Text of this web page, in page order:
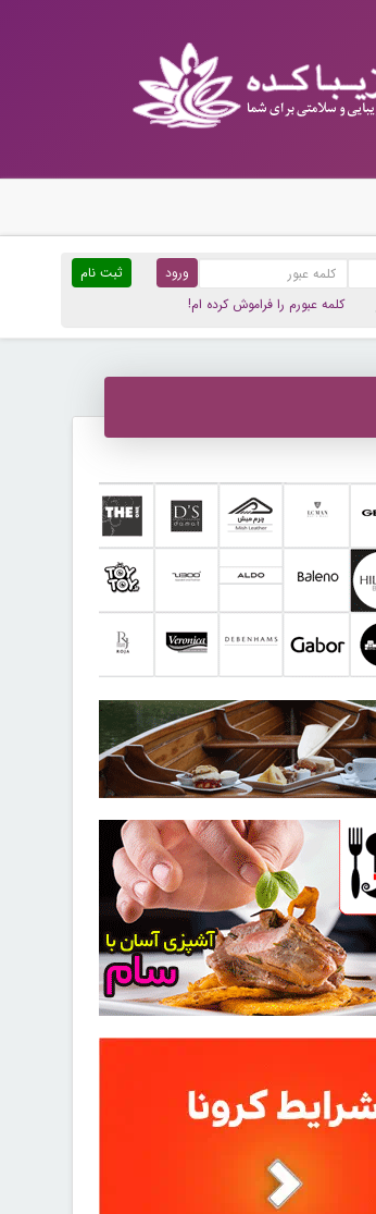
ثبت نام
کلمه عبورم را فراموش کرده ام!